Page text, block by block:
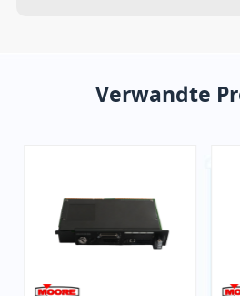
Verwandte